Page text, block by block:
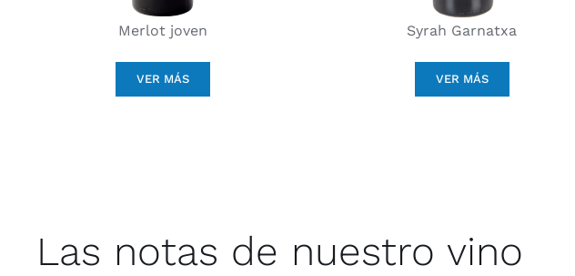
Merlot joven
VER MÁS
Syrah Garnatxa
VER MÁS
Las notas de nuestro vino